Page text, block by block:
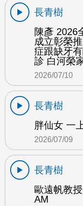
長青樹
陳彥 2026
成立彰榮
症跟缺牙
診 白河榮
2026/07/10
長青樹
胖仙女 一
2026/07/09
長青樹
歐遠帆教
AM